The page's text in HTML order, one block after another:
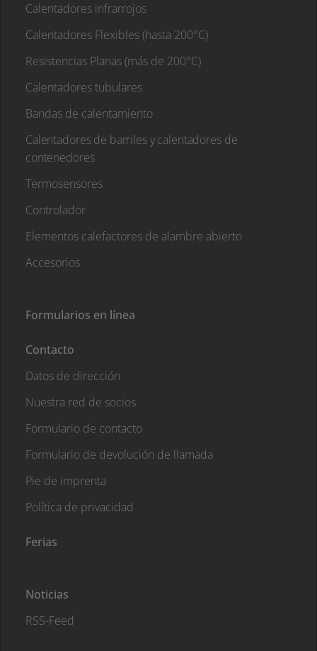
Calentadores infrarrojos
Calentadores Flexibles (hasta 200°C)
Resistencias Planas (más de 200°C)
Calentadores tubulares
Bandas de calentamiento
Calentadores de barriles y calentadores de
contenedores
Termosensores
Controlador
Elementos calefactores de alambre abierto
Accesorios
Formularios en línea
Contacto
Datos de dirección
Nuestra red de socios
Formulario de contacto
Formulario de devolución de llamada
Pie de imprenta
Política de privacidad
Ferias
Noticias
RSS-Feed